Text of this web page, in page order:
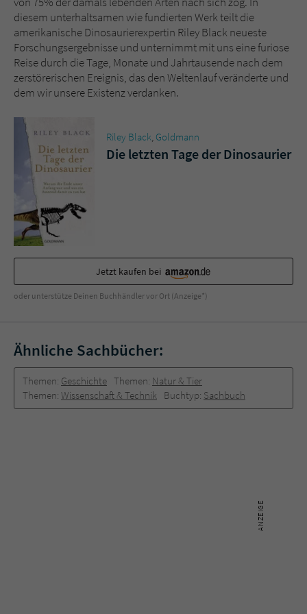
diesem unterhaltsamen wie fundierten Werk teilt die
amerikanische Dinosaurierexpertin Riley Black neueste
Forschungsergebnisse und unternimmt mit uns eine furiose
Reise durch die Tage, Monate und Jahrtausende nach dem
zerstörerischen Ereignis, das den Weltenlauf veränderte und
dem wir unsere Existenz verdanken.
Riley Black Goldmann
Die letzten Tage der Dinosaurier
Jetzt kaufen bei
oder unterstütze Deinen Buchhändler vor Ort (Anzeige*)
Ähnliche Sachbücher:
Themen: Geschichte Themen: Natur & Tier
Themen: Wissenschaft & Technik Buchtyp: Sachbuch
Sicherheitscode des Kontaktformulars zu
überprüfen.